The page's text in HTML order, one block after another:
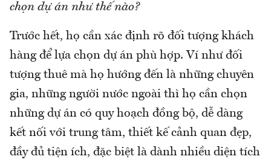
chọn dự án như thế nào?
Trước hết, họ cần xác định rõ đối tượng khách
hàng để lựa chọn dự án phù hợp. Ví như đối
tượng thuê mà họ hướng đến là những chuyên
gia, những người nước ngoài thì họ cần chọn
những dự án có quy hoạch đồng bộ, dễ dàng
kết nối với trung tâm, thiết kế cảnh quan đẹp,
đầy đủ tiện ích, đặc biệt là dành nhiều diện tích